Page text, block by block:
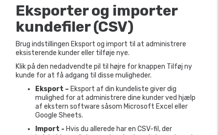
Eksporter og importer
kundefiler (CSV)
Brug indstillingen Eksport og import til at administrere
eksisterende kunder eller tilføje nye.
Klik på den nedadvendte pil til højre for knappen Tilføj ny
kunde for at få adgang til disse muligheder.
Eksport – Eksport af din kundeliste giver dig
mulighed for at administrere dine kunder ved hjælp
af ekstern software såsom Microsoft Excel eller
Google Sheets.
Import - Hvis du allerede har en CSV-fil, der